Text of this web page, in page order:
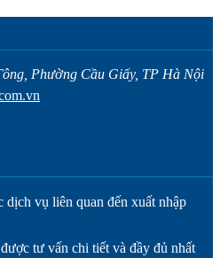
Phường Cầu Giấy, TP Hà Nội
dịch vụ liên quan đến xuất nhập
tư vấn chi tiết và đầy đủ nhất